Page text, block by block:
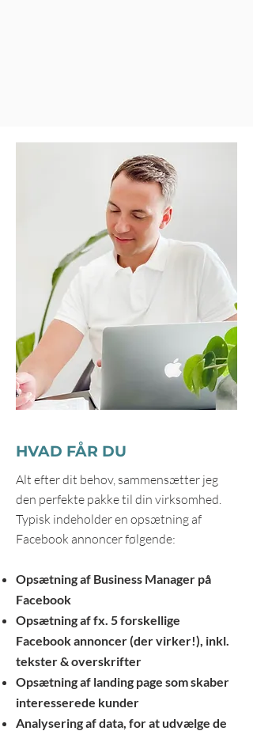
HVAD FÅR DU
Alt efter dit behov, sammensætter jeg
den perfekte pakke til din virksomhed.
Typisk indeholder en opsætning af
Facebook annoncer følgende:
Opsætning af Business Manager på
Facebook
Opsætning af fx. 5 forskellige
Facebook annoncer (der virker!), inkl.
tekster & overskrifter
Opsætning af landing page som skaber
interesserede kunder
Analysering af data, for at udvælge de